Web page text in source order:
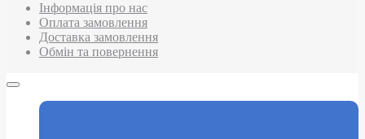
Інформація про нас
Оплата замовлення
Доставка замовлення
Обмін та повернення